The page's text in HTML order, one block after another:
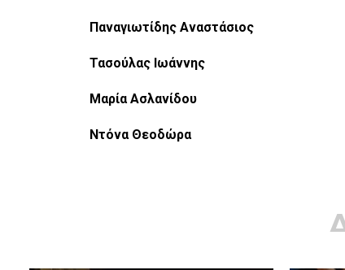
Παναγιωτίδης Αναστάσιος
Τασούλας Ιωάννης
Μαρία Ασλανίδου
Ντόνα Θεοδώρα